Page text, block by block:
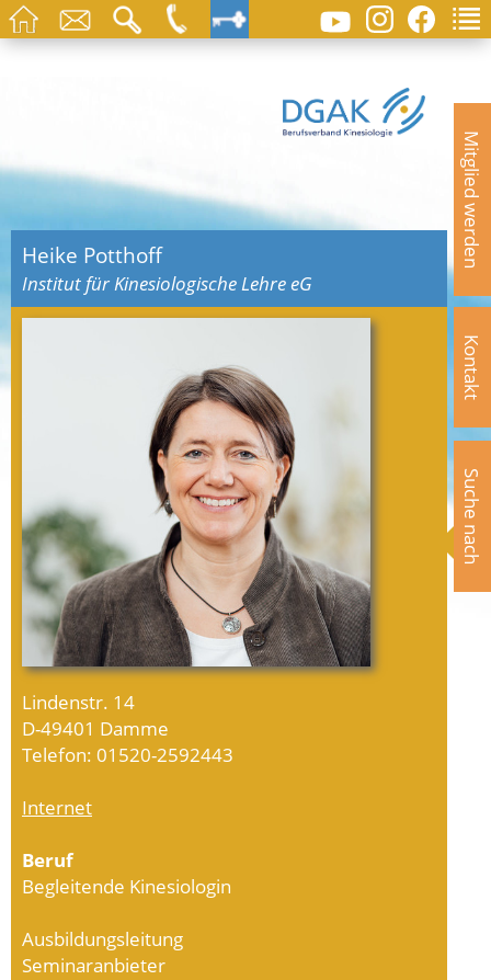
Mitglied werden
Kontakt
Suche nach
Heike Potthoff
Institut für Kinesiologische Lehre eG
Lindenstr. 14
D-49401 Damme
Telefon: 01520-2592443
Internet
Beruf
Begleitende Kinesiologin
Ausbildungsleitung
Seminaranbieter